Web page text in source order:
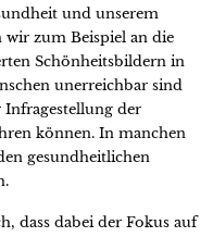
und unserem
zum Beispiel an die
Schönheitsbildern in
unerreichbar sind
der
können. In manchen
gesundheitlichen
dass dabei der Fokus auf